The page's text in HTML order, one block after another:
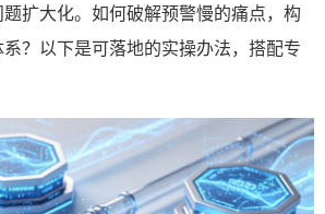
扩大化。如何破解预警慢的痛点，构
？以下是可落地的实操办法，搭配专